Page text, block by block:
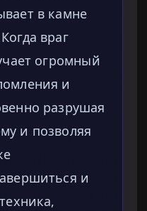
в камне
враг
огромный
и
разрушая
и позволяя
и